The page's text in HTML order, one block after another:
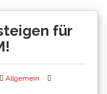
für
Allgemein